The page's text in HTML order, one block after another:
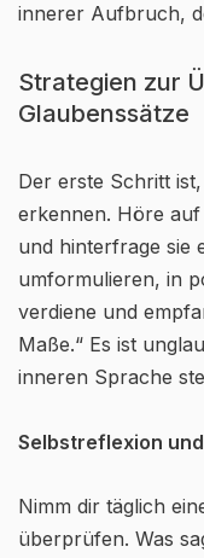
innerer Aufbruch,
Strategien zur
Glaubenssätze
Der erste Schritt
erkennen. Höre auf
und hinterfrage sie
umformulieren, in
verdiene und
Maße.“ Es ist
inneren Sprache
Selbstreflexion
Nimm dir täglich
überprüfen. Was